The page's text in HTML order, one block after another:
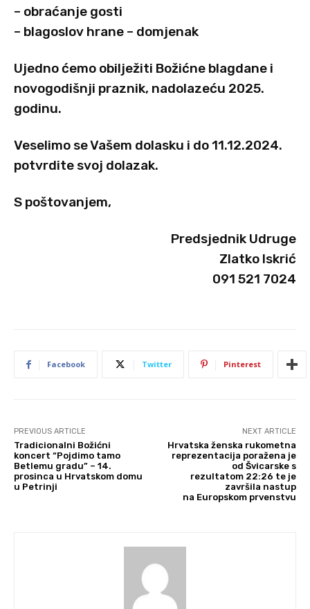
– obraćanje gosti
– blagoslov hrane – domjenak
Ujedno ćemo obilježiti Božićne blagdane i
novogodišnji praznik, nadolazeću 2025.
godinu.
Veselimo se Vašem dolasku i do 11.12.2024.
potvrdite svoj dolazak.
S poštovanjem,
Predsjednik Udruge
Zlatko Iskrić
091 521 7024
Facebook Twitter Pinterest
PREVIOUS ARTICLE
Tradicionalni Božićni
koncert “Pojdimo tamo
Betlemu gradu” – 14.
prosinca u Hrvatskom domu
u Petrinji
NEXT ARTICLE
Hrvatska ženska rukometna
reprezentacija poražena je
od Švicarske s
rezultatom 22:26 te je
završila nastup
na Europskom prvenstvu